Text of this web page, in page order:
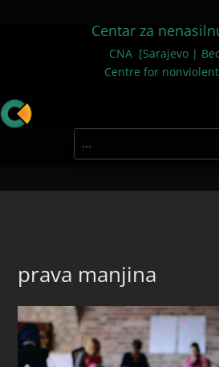
Centar za
CNA [Sarajevo |
Centre for
prava manjina